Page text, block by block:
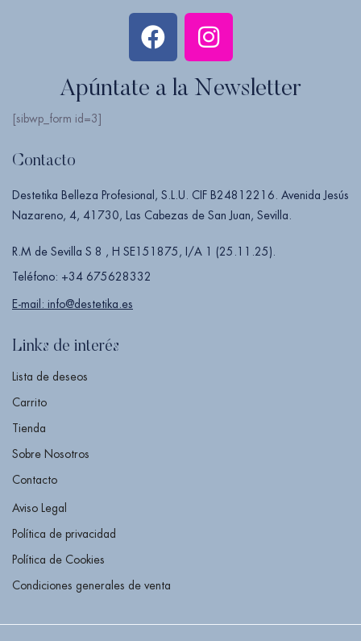
Apúntate a la Newsletter
[sibwp_form id=3]
Contacto
Destetika Belleza Profesional, S.L.U. CIF B24812216. Avenida Jesús
Nazareno, 4, 41730, Las Cabezas de San Juan, Sevilla.
R.M de Sevilla S 8 , H SE151875, I/A 1 (25.11.25).
Teléfono: +34 675628332
E-mail: info@destetika.es
Links de interés
Lista de deseos
Carrito
Tienda
Sobre Nosotros
Contacto
Aviso Legal
Política de privacidad
Política de Cookies
Condiciones generales de venta